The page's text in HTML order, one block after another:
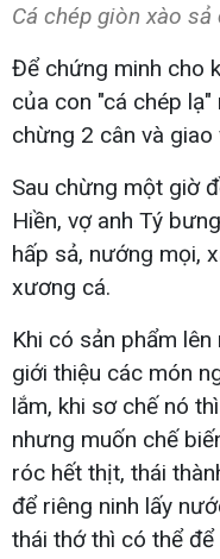
Cá chép giòn xào sả
Để chứng minh cho
của con "cá chép
chừng 2 cân và giao
Sau chừng một giờ
Hiền, vợ anh Tý
hấp sả, nướng mọi,
xương cá.
Khi có sản phẩm
giới thiệu các món
lắm, khi sơ chế nó
nhưng muốn chế
róc hết thịt, thái
để riêng ninh lấy
thái thớ thì có thể